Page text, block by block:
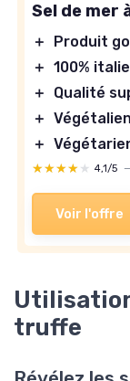
Sel de mer
＋
Produit
＋ 100%
＋
Qualité
＋ Végétalien
＋
★★★★★
★★★★★ 4,1/5 —
Voir l'offre
truffe